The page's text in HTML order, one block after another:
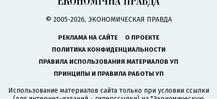
© 2005-2026, ЭКОНОМИЧЕСКАЯ ПРАВДА
РЕКЛАМА НА САЙТЕ
О ПРОЕКТЕ
ПОЛИТИКА КОНФИДЕНЦИАЛЬНОСТИ
ПРАВИЛА ИСПОЛЬЗОВАНИЯ МАТЕРИАЛОВ УП
ПРИНЦИПЫ И ПРАВИЛА РАБОТЫ УП
Использование материалов сайта только при условии ссылки